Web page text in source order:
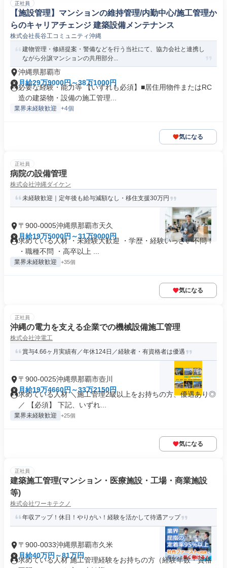
正社員
【施設管理】マンションの維持管理/内勤中心/施工管理か
らのキャリアチェンジ 建築設備メンテナンス
株式会社長谷工コミュニティ沖縄
建物管理・修繕提案・警備などを行う当社にて、協力会社と連携し
ながら分譲マンションの共用部分...
沖縄県那覇市
月給29万9000円～38万1000円
必要な経験・能力等 【いずれも必須】■居住用物件またはRC
造の建築物・設備の施工管理...
業界未経験歓迎 +4個
気になる
正社員
病院の設備管理
株式会社沖縄ダイケン
未経験歓迎｜定年後も給与減額なし・移住支援30万円
〒900-0005沖縄県那覇市天久
月給19万5000円～31万9000円
求めている人材 ・未経験大歓迎 ・学歴・経験いっさい不問！
・職種不問 ・高卒以上 ...
業界未経験歓迎 +35個
気になる
正社員
沖縄の電力を支える企業での機械設備施工管理
株式会社沖電工
賞与4.66ヶ月実績有／年休124日／経験者・有資格者は優遇
〒900-0025沖縄県那覇市壺川
月給19万4660円～33万2150円
求めている人材 ＼施工管理2級以上をお持ちの方、優遇あり◎
／ 【必須】 下記、いずれ...
業界未経験歓迎 +25個
気になる
正社員
建築施工管理(マンション・医療施設・工場・商業施設
等)
株式会社ワーキテクノ
年収アップ！休日！やりがい！経験を活かして待遇アップ
〒900-0033沖縄県那覇市久米
月給40万円～81万円
求めている人材 施工管理経験をお持ちの方（経験年数・資格